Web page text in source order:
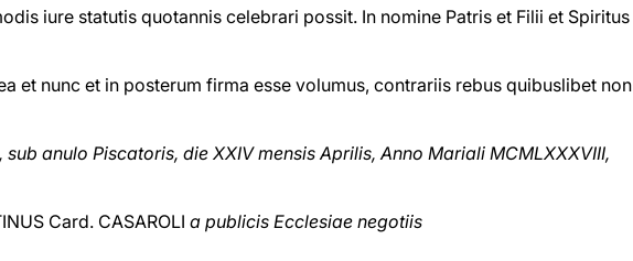
iure statutis quotannis celebrari possit. In nomine Patris et Filii et Spiritus
et nunc et in posterum firma esse volumus, contrariis rebus quibuslibet non
anulo Piscatoris, die XXIV mensis Aprilis, Anno Mariali MCMLXXXVIII,
Card. CASAROLI a publicis Ecclesiae negotiis